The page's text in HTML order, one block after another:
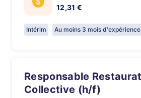
12,31 €
Intérim Au moins 3 mois d'expérience
Responsable Restauration
Collective (h/f)